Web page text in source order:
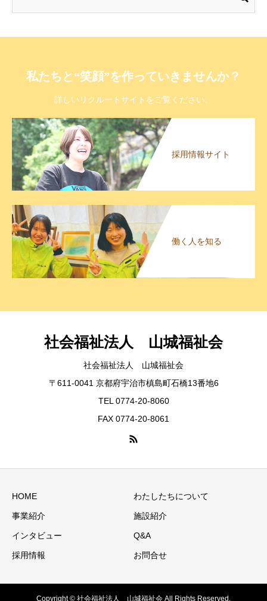
私たちと“笑顔”を作っていきませんか？
詳しいリクルートサイトをご覧ください。
採用情報サイト
働く人を知る
社会福祉法人 山城福祉会
社会福祉法人 山城福祉会
〒611-0041 京都府宇治市槙島町石橋13番地6
TEL 0774-20-8060
FAX 0774-20-8061
HOME わたしたちについて
事業紹介 施設紹介
インタビュー Q&A
採用情報 お問合せ
Copyright © 社会福祉法人 山城福祉会 All Rights Reserved.